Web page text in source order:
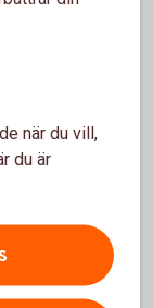
och
dig själv,
när du vill,
du är